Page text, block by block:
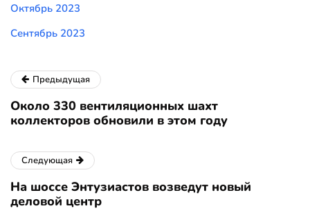
Октябрь 2023
Сентябрь 2023
Предыдущая
Около 330 вентиляционных шахт
коллекторов обновили в этом году
Следующая
На шоссе Энтузиастов возведут новый
деловой центр